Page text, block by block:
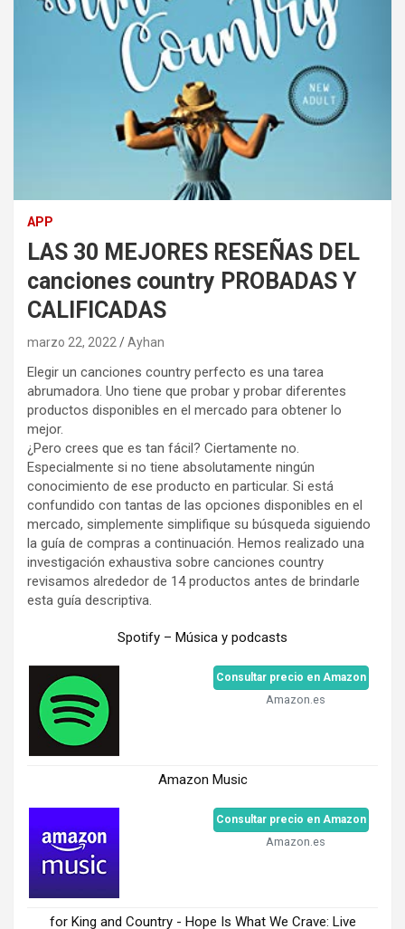
APP
LAS 30 MEJORES RESEÑAS DEL
canciones country PROBADAS Y
CALIFICADAS
marzo 22, 2022 Ayhan
Elegir un canciones country perfecto es una tarea
abrumadora. Uno tiene que probar y probar diferentes
productos disponibles en el mercado para obtener lo
mejor.
¿Pero crees que es tan fácil? Ciertamente no.
Especialmente si no tiene absolutamente ningún
conocimiento de ese producto en particular. Si está
confundido con tantas de las opciones disponibles en el
mercado, simplemente simplifique su búsqueda siguiendo
la guía de compras a continuación. Hemos realizado una
investigación exhaustiva sobre canciones country
revisamos alrededor de 14 productos antes de brindarle
esta guía descriptiva.
Spotify – Música y podcasts
Consultar precio en Amazon
Amazon.es
Amazon Music
Consultar precio en Amazon
Amazon.es
for King and Country - Hope Is What We Crave: Live